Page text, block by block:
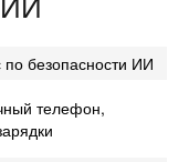
безопасности ИИ
телефон,